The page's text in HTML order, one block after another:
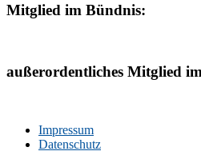
Mitglied im Bündnis:
außerordentliches Mitglied
Impressum
Datenschutz